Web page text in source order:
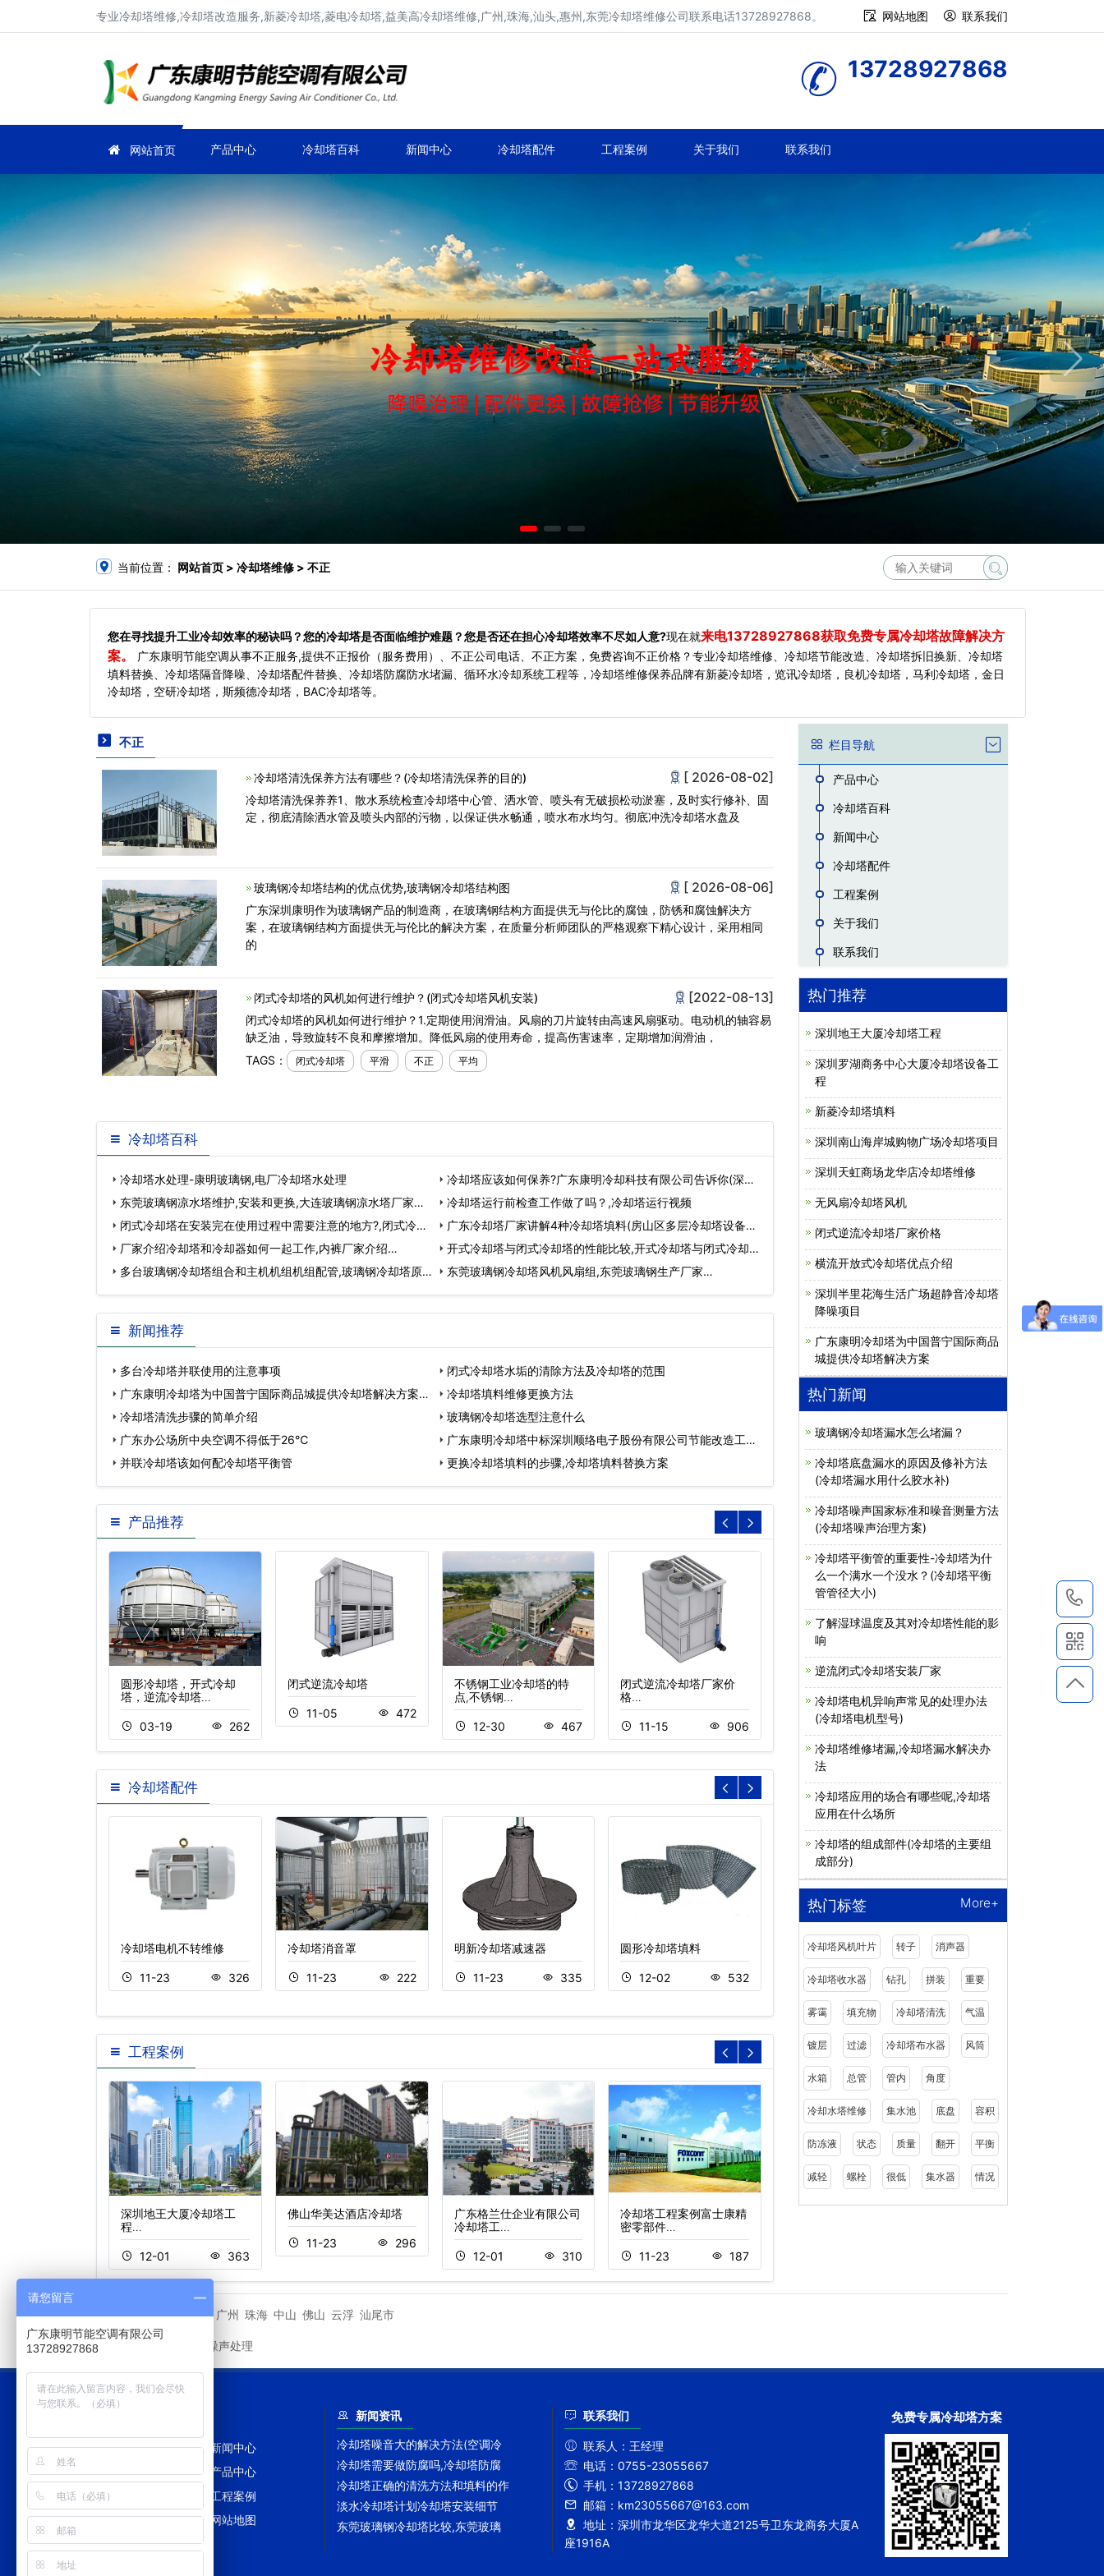
专业冷却塔维修,冷却塔改造服务,新菱冷却塔,菱电冷却塔,益美高冷却塔维修,广州,珠海,汕头,惠州,东莞冷却塔维修公司联系电话13728927868。 网站地图 联系我们
13728927868
网站首页 产品中心 冷却塔百科 新闻中心 冷却塔配件 工程案例 关于我们 联系我们
当前位置： 网站首页 > 冷却塔维修 > 不正
您在寻找提升工业冷却效率的秘诀吗？您的冷却塔是否面临维护难题？您是否还在担心冷却塔效率不尽如人意?现在就来电13728927868获取免费专属冷却塔故障解决方
案。
广东康明节能空调从事不正服务,提供不正报价（服务费用）、不正公司电话、不正方案，免费咨询不正价格？专业冷却塔维修、冷却塔节能改造、冷却塔拆旧换新、冷却塔
填料替换、冷却塔隔音降噪、冷却塔配件替换、冷却塔防腐防水堵漏、循环水冷却系统工程等，冷却塔维修保养品牌有新菱冷却塔，览讯冷却塔，良机冷却塔，马利冷却塔，金日
冷却塔，空研冷却塔，斯频德冷却塔，BAC冷却塔等。
不正
冷却塔清洗保养方法有哪些？(冷却塔清洗保养的目的) [ 2026-08-02]
冷却塔清洗保养养1、散水系统检查冷却塔中心管、洒水管、喷头有无破损松动淤塞，及时实行修补、固
定，彻底清除洒水管及喷头内部的污物，以保证供水畅通，喷水布水均匀。彻底冲洗冷却塔水盘及
玻璃钢冷却塔结构的优点优势,玻璃钢冷却塔结构图 [ 2026-08-06]
广东深圳康明作为玻璃钢产品的制造商，在玻璃钢结构方面提供无与伦比的腐蚀，防锈和腐蚀解决方
案，在玻璃钢结构方面提供无与伦比的解决方案，在质量分析师团队的严格观察下精心设计，采用相同
的
闭式冷却塔的风机如何进行维护？(闭式冷却塔风机安装) [2022-08-13]
闭式冷却塔的风机如何进行维护？1.定期使用润滑油。风扇的刀片旋转由高速风扇驱动。电动机的轴容易
缺乏油，导致旋转不良和摩擦增加。降低风扇的使用寿命，提高伤害速率，定期增加润滑油，
TAGS：
闭式冷却塔 平滑 不正 平均
冷却塔百科
冷却塔水处理-康明玻璃钢,电厂冷却塔水处理
冷却塔应该如何保养?广东康明冷却科技有限公司告诉你(深圳
新型冷却塔…
东莞玻璃钢凉水塔维护,安装和更换,大连玻璃钢凉水塔厂家…
冷却塔运行前检查工作做了吗？,冷却塔运行视频
闭式冷却塔在安装完在使用过程中需要注意的地方?,闭式冷却
塔参数…
广东冷却塔厂家讲解4种冷却塔填料(房山区多层冷却塔设备厂
家现货)…
厂家介绍冷却塔和冷却器如何一起工作,内裤厂家介绍…
开式冷却塔与闭式冷却塔的性能比较,开式冷却塔与闭式冷却
塔…
多台玻璃钢冷却塔组合和主机机组机组配管,玻璃钢冷却塔原
理…
东莞玻璃钢冷却塔风机风扇组,东莞玻璃钢生产厂家…
新闻推荐
多台冷却塔并联使用的注意事项
闭式冷却塔水垢的清除方法及冷却塔的范围
广东康明冷却塔为中国普宁国际商品城提供冷却塔解决方案…
冷却塔填料维修更换方法
冷却塔清洗步骤的简单介绍
玻璃钢冷却塔选型注意什么
广东办公场所中央空调不得低于26℃
广东康明冷却塔中标深圳顺络电子股份有限公司节能改造工
程…
并联冷却塔该如何配冷却塔平衡管 更换冷却塔填料的步骤,冷却塔填料替换方案
产品推荐
圆形冷却塔，开式冷却
塔，逆流冷却塔…
03-19 262
闭式逆流冷却塔
11-05 472
不锈钢工业冷却塔的特
点,不锈钢…
12-30 467
闭式逆流冷却塔厂家价
格…
11-15 906
11-17 488
逆流密闭式冷却塔设备
冷却塔配件
冷却塔电机不转维修
11-23 326
冷却塔消音罩
11-23 222
明新冷却塔减速器
11-23 335
圆形冷却塔填料
12-02 532
冷却塔电机保养
11-23 322
冷却塔消声器厂家价格
12-02
工程案例
深圳地王大厦冷却塔工
程…
12-01 363
佛山华美达酒店冷却塔
11-23 296
广东格兰仕企业有限公司
冷却塔工…
12-01 310
冷却塔工程案例富士康精
密零部件…
11-23 187
栏目导航
产品中心
冷却塔百科
新闻中心
冷却塔配件
工程案例
关于我们
联系我们
热门推荐
深圳地王大厦冷却塔工程
深圳罗湖商务中心大厦冷却塔设备工
程
新菱冷却塔填料
深圳南山海岸城购物广场冷却塔项目
深圳天虹商场龙华店冷却塔维修
无风扇冷却塔风机
闭式逆流冷却塔厂家价格
横流开放式冷却塔优点介绍
深圳半里花海生活广场超静音冷却塔
降噪项目
广东康明冷却塔为中国普宁国际商品
城提供冷却塔解决方案
热门新闻
玻璃钢冷却塔漏水怎么堵漏？
冷却塔底盘漏水的原因及修补方法
(冷却塔漏水用什么胶水补)
冷却塔噪声国家标准和噪音测量方法
(冷却塔噪声治理方案)
冷却塔平衡管的重要性-冷却塔为什
么一个满水一个没水？(冷却塔平衡
管管径大小)
了解湿球温度及其对冷却塔性能的影
响
逆流闭式冷却塔安装厂家
冷却塔电机异响声常见的处理办法
(冷却塔电机型号)
冷却塔维修堵漏,冷却塔漏水解决办
法
冷却塔应用的场合有哪些呢,冷却塔
应用在什么场所
冷却塔的组成部件(冷却塔的主要组
成部分)
热门标签 More+
冷却塔风机叶片 转子 消声器
冷却塔收水器 钻孔 拼装 重要
雾霭 填充物 冷却塔清洗 气温
镀层 过滤 冷却塔布水器 风筒
水箱 总管 管内 角度
冷却水塔维修 集水池 底盘 容积
防冻液 状态 质量 翻开 平衡
减轻 螺栓 很低 集水器 情况
相关城市 潮州市 广州 珠海 中山 佛山 云浮 汕尾市
冷却塔噪声处理
网站首页
新闻中心
冷却塔百科
产品中心
冷却塔配件
工程案例
冷却塔TAGS
网站地图
新闻资讯
冷却塔噪音大的解决方法(空调冷
冷却塔需要做防腐吗,冷却塔防腐
冷却塔正确的清洗方法和填料的作
淡水冷却塔计划冷却塔安装细节
东莞玻璃钢冷却塔比较,东莞玻璃
联系我们
联系人： 王经理
电话： 0755-23055667
手机： 13728927868
邮箱： km23055667@163.com
地址： 深圳市龙华区龙华大道2125号卫东龙商务大厦A
座1916A
免费专属冷却塔方案
请您留言
广东康明节能空调有限公司
13728927868